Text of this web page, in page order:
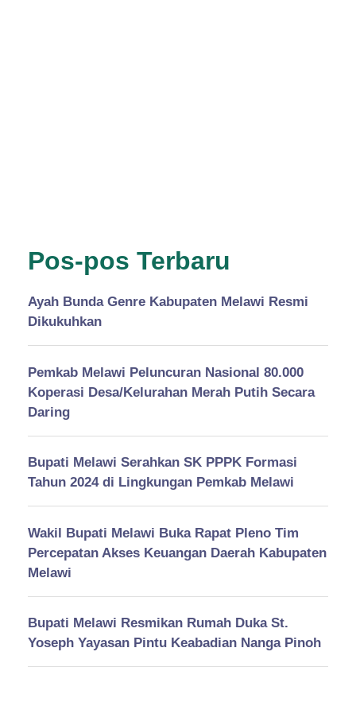
Pos-pos Terbaru
Ayah Bunda Genre Kabupaten Melawi Resmi
Dikukuhkan
Pemkab Melawi Peluncuran Nasional 80.000
Koperasi Desa/Kelurahan Merah Putih Secara
Daring
Bupati Melawi Serahkan SK PPPK Formasi
Tahun 2024 di Lingkungan Pemkab Melawi
Wakil Bupati Melawi Buka Rapat Pleno Tim
Percepatan Akses Keuangan Daerah Kabupaten
Melawi
Bupati Melawi Resmikan Rumah Duka St.
Yoseph Yayasan Pintu Keabadian Nanga Pinoh